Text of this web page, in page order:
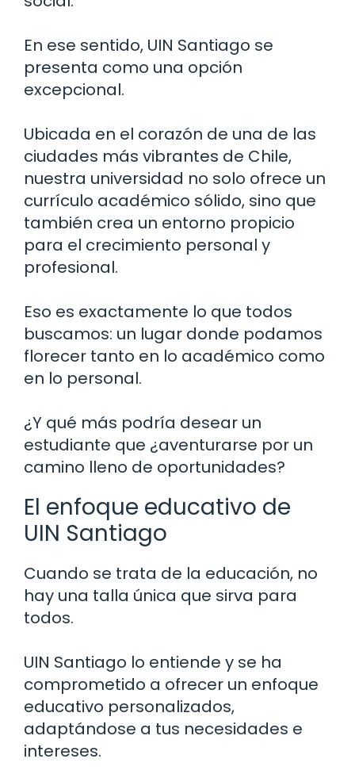
En ese sentido, UIN Santiago se
presenta como una opción
excepcional.
Ubicada en el corazón de una de las
ciudades más vibrantes de Chile,
nuestra universidad no solo ofrece un
currículo académico sólido, sino que
también crea un entorno propicio
para el crecimiento personal y
profesional.
Eso es exactamente lo que todos
buscamos: un lugar donde podamos
florecer tanto en lo académico como
en lo personal.
¿Y qué más podría desear un
estudiante que ¿aventurarse por un
camino lleno de oportunidades?
El enfoque educativo de
UIN Santiago
Cuando se trata de la educación, no
hay una talla única que sirva para
todos.
UIN Santiago lo entiende y se ha
comprometido a ofrecer un enfoque
educativo personalizados,
adaptándose a tus necesidades e
intereses.